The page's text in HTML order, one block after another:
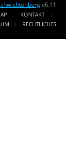
v6.11
KONTAKT
RECHTLICHES